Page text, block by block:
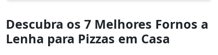
Descubra os 7 Melhores Fornos a
Lenha para Pizzas em Casa